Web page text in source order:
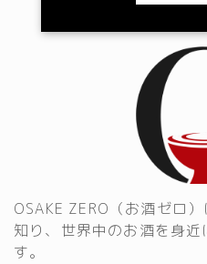
OSAKE ZERO（お酒ゼロ
知り、世界中のお酒を身
す。